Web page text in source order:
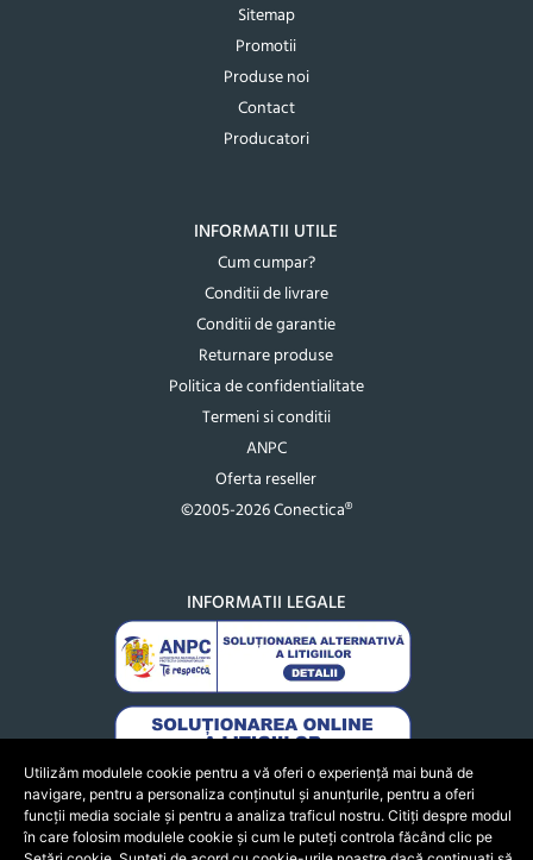
Sitemap
Promotii
Produse noi
Contact
Producatori
INFORMATII UTILE
Cum cumpar?
Conditii de livrare
Conditii de garantie
Returnare produse
Politica de confidentialitate
Termeni si conditii
ANPC
Oferta reseller
©2005-2026 Conectica®
INFORMATII LEGALE
Utilizăm modulele cookie pentru a vă oferi o experiență mai bună de
navigare, pentru a personaliza conținutul și anunțurile, pentru a oferi
funcții media sociale și pentru a analiza traficul nostru. Citiți despre modul
în care folosim modulele cookie și cum le puteți controla făcând clic pe